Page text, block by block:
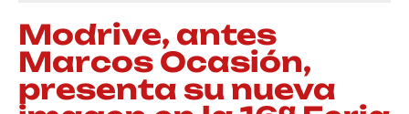
Modrive, antes
Marcos Ocasión,
presenta su nueva